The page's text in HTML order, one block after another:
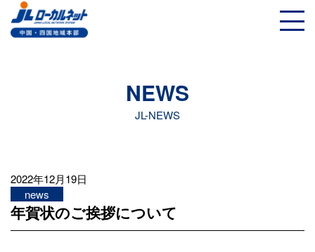
NEWS
JL-NEWS
2022年12月19日
news
年賀状のご挨拶について